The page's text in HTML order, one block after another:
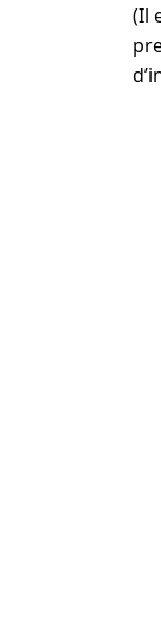
(Il